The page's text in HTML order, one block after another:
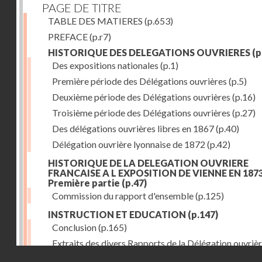
PAGE DE TITRE
TABLE DES MATIERES (p.653)
PREFACE(p.r7)
HISTORIQUE DES DELEGATIONS OUVRIERES
Des expositions nationales (p.1)
Première période des Délégations ouvrières (p.5)
Deuxième période des Délégations ouvrières (p.16)
Troisième période des Délégations ouvrières (p.27)
Des délégations ouvrières libres en 1867(p.40)
Délégation ouvrière lyonnaise de 1872 (p.42)
HISTORIQUE DE LA DELEGATION OUVRIERE
FRANCAISE A L EXPOSITION DE VIENNE EN
Première partie (p.47)
Commission du rapport d'ensemble(p.125)
INSTRUCTION ET EDUCATION (p.147)
Conclusion(p.165)
Extraits des divers Rapports de la Délégation